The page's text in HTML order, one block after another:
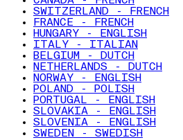
SWITZERLAND - FRENCH
FRANCE - FRENCH
HUNGARY - ENGLISH
ITALY - ITALIAN
BELGIUM - DUTCH
NETHERLANDS - DUTCH
NORWAY - ENGLISH
POLAND - POLISH
PORTUGAL - ENGLISH
SLOVAKIA - ENGLISH
SLOVENIA - ENGLISH
SWEDEN - SWEDISH